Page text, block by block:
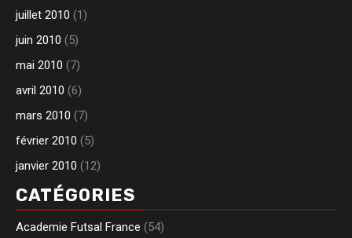
juillet 2010 (1)
juin 2010 (5)
mai 2010 (7)
avril 2010 (6)
mars 2010 (7)
février 2010 (5)
janvier 2010 (12)
CATÉGORIES
Academie Futsal France (54)